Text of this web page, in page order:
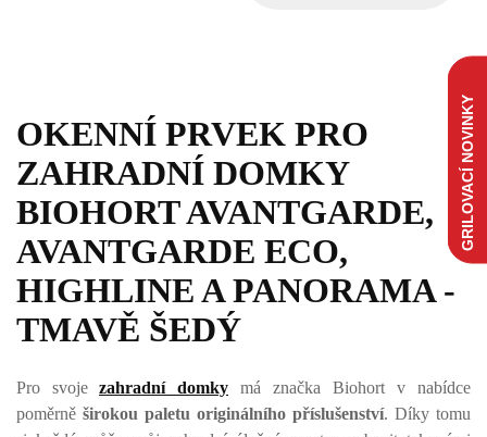
GRILOVACÍ NOVINKY
OKENNÍ PRVEK PRO
ZAHRADNÍ DOMKY
BIOHORT AVANTGARDE,
AVANTGARDE ECO,
HIGHLINE A PANORAMA -
TMAVĚ ŠEDÝ
Pro svoje zahradní domky má značka Biohort v nabídce
poměrně širokou paletu originálního příslušenství. Díky tomu